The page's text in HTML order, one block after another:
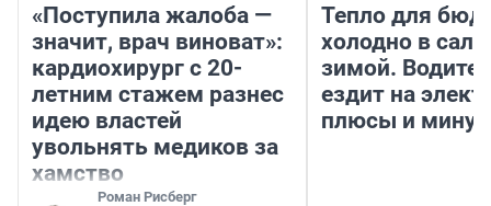
«Поступила жалоба —
значит, врач виноват»:
кардиохирург с 20-
летним стажем разнес
идею властей
увольнять медиков за
хамство
Роман Рисберг
Тепло для
холодно в
зимой.
ездит на
плюсы и